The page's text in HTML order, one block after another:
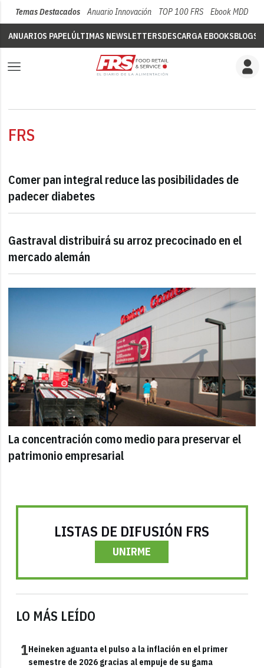
Temas Destacados Anuario Innovación TOP 100 FRS Ebook MDD
ANUARIOS PAPELÚLTIMAS NEWSLETTERSDESCARGA EBOOKSBLOGS
FRS
Comer pan integral reduce las posibilidades de
padecer diabetes
Gastraval distribuirá su arroz precocinado en el
mercado alemán
La concentración como medio para preservar el
patrimonio empresarial
LISTAS DE DIFUSIÓN FRS
UNIRME
LO MÁS LEÍDO
1Heineken aguanta el pulso a la inflación en el primer
semestre de 2026 gracias al empuje de su gama